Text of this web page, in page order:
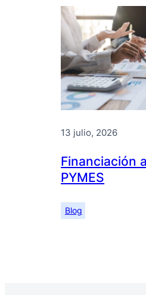
13 julio, 2026
Financiación
PYMES
Blog